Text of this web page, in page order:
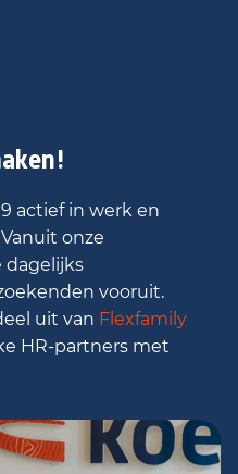
actief in werk en
onze
dagelijks
vooruit.
uit van Flexfamily
HR-partners met